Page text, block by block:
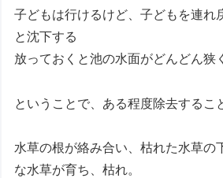
子どもは行けるけど、子どもを連れ
と沈下する
放っておくと池の水面がどんどん狭
ということで、ある程度除去するこ
水草の根が絡み合い、枯れた水草の
な水草が育ち、枯れ。